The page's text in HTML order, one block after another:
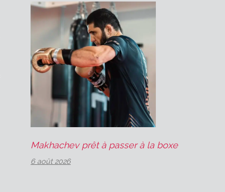
Makhachev prêt à passer à la boxe
6 août 2026